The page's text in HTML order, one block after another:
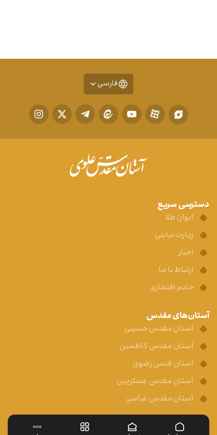
فارسی
دسترسی سریع
ایوان طلا
زیارت نیابتی
اخبار
ارتباط با ما
خادم افتخاری
آستان‌های مقدس
آستان مقدس حسینی
آستان مقدس کاظمین
آستان قدس رضوی
آستان مقدس عسکریین
آستان مقدس عباسی